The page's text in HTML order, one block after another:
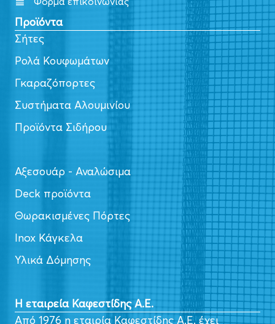
Προϊόντα
Σήτες
Ρολά Κουφωμάτων
Γκαραζόπορτες
Συστήματα Αλουμινίου
Προϊόντα Σιδήρου
Αξεσουάρ - Αναλώσιμα
Deck προϊόντα
Θωρακισμένες Πόρτες
Inox Κάγκελα
Υλικά Δόμησης
Η εταιρεία Καφεστίδης Α.Ε.
Από 1976 η εταιρία Καφεστίδης Α.Ε. έχει